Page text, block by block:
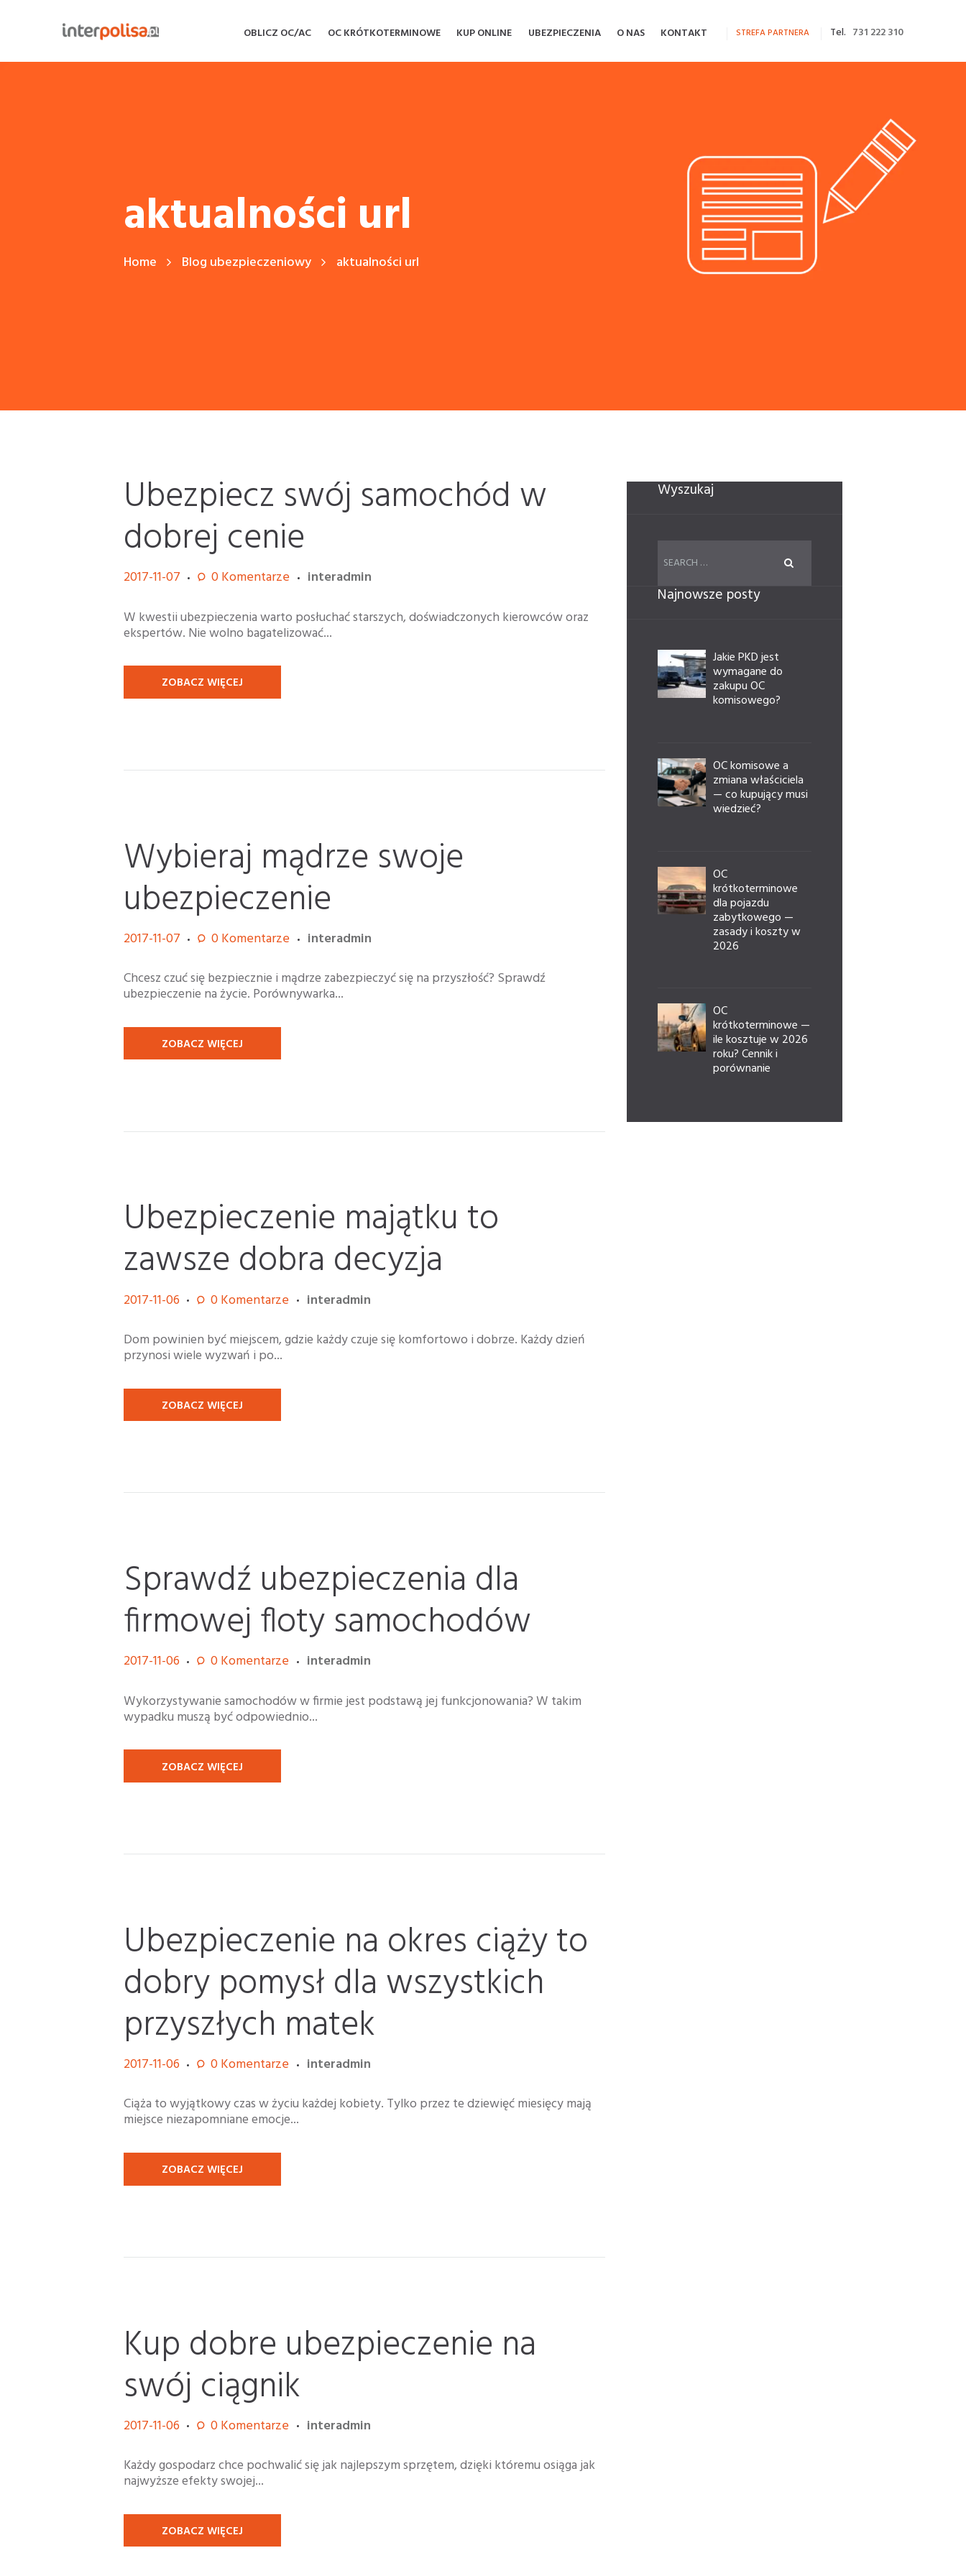
OBLICZ OC/AC OC KRÓTKOTERMINOWE KUP ONLINE UBEZPIECZENIA O NAS KONTAKT Tel. 731 222 310
STREFA PARTNERA
aktualności url
Home Blog ubezpieczeniowy aktualności url
Ubezpiecz swój samochód w
dobrej cenie
2017-11-07 0Komentarze
interadmin
W kwestii ubezpieczenia warto posłuchać starszych, doświadczonych kierowców oraz
ekspertów. Nie wolno bagatelizować...
ZOBACZ WIĘCEJ
Wybieraj mądrze swoje
ubezpieczenie
2017-11-07 0Komentarze
interadmin
Chcesz czuć się bezpiecznie i mądrze zabezpieczyć się na przyszłość? Sprawdź
ubezpieczenie na życie. Porównywarka...
ZOBACZ WIĘCEJ
Ubezpieczenie majątku to
zawsze dobra decyzja
2017-11-06 0Komentarze
interadmin
Dom powinien być miejscem, gdzie każdy czuje się komfortowo i dobrze. Każdy dzień
przynosi wiele wyzwań i po...
ZOBACZ WIĘCEJ
Sprawdź ubezpieczenia dla
firmowej floty samochodów
2017-11-06 0Komentarze
interadmin
Wykorzystywanie samochodów w firmie jest podstawą jej funkcjonowania? W takim
wypadku muszą być odpowiednio...
ZOBACZ WIĘCEJ
Ubezpieczenie na okres ciąży to
dobry pomysł dla wszystkich
przyszłych matek
2017-11-06 0Komentarze
interadmin
Ciąża to wyjątkowy czas w życiu każdej kobiety. Tylko przez te dziewięć miesięcy mają
miejsce niezapomniane emocje...
ZOBACZ WIĘCEJ
Kup dobre ubezpieczenie na
swój ciągnik
2017-11-06 0Komentarze
interadmin
Każdy gospodarz chce pochwalić się jak najlepszym sprzętem, dzięki któremu osiąga jak
najwyższe efekty swojej...
ZOBACZ WIĘCEJ
Wyszukaj
Najnowsze posty
Jakie PKD jest
wymagane do
zakupu OC
komisowego?
OC komisowe a
zmiana właściciela
— co kupujący musi
wiedzieć?
OC
krótkoterminowe
dla pojazdu
zabytkowego —
zasady i koszty w
2026
OC
krótkoterminowe —
ile kosztuje w 2026
roku? Cennik i
porównanie